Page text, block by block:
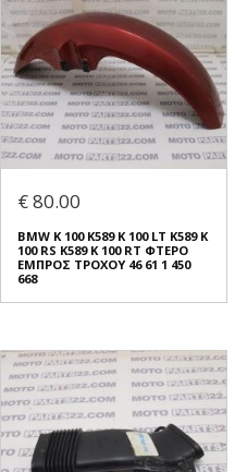
€ 80.00
BMW K 100 K589 K 100 LT K589 K
100 RS K589 K 100 RT ΦΤΕΡΟ
ΕΜΠΡΟΣ ΤΡΟΧΟΥ 46 61 1 450
668